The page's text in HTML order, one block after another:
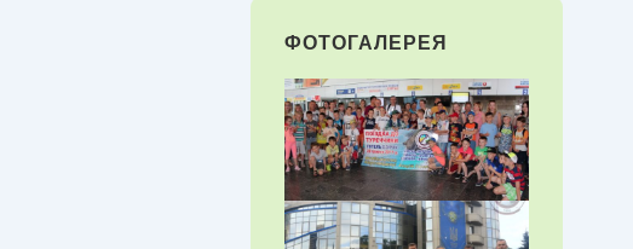
ФОТОГАЛЕРЕЯ